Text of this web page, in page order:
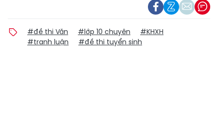
#đề thi Văn #lớp 10 chuyên
#KHXH
#tranh luận
#đề thi tuyển sinh